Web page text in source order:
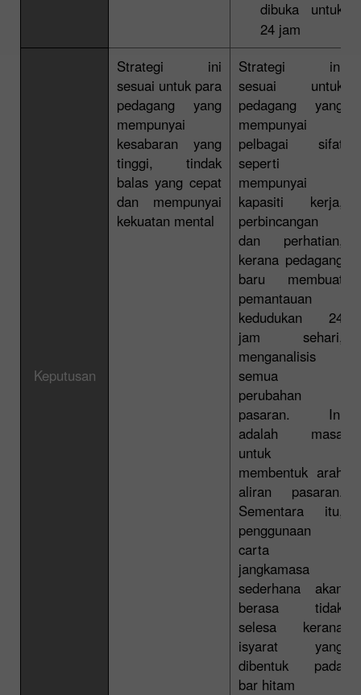
dibuka untuk
24 jam
Keputusan
Strategi ini
sesuai untuk para
pedagang yang
mempunyai
kesabaran yang
tinggi, tindak
balas yang cepat
dan mempunyai
kekuatan mental
Strategi ini
sesuai untuk
pedagang yang
mempunyai
pelbagai sifat
seperti
mempunyai
kapasiti kerja,
perbincangan
dan perhatian,
kerana pedagang
baru membuat
pemantauan
kedudukan 24
jam sehari,
menganalisis
semua
perubahan
pasaran. Ini
adalah masa
untuk
membentuk arah
aliran pasaran.
Sementara itu,
penggunaan
carta
jangkamasa
sederhana akan
berasa tidak
selesa kerana
isyarat yang
dibentuk pada
bar hitam